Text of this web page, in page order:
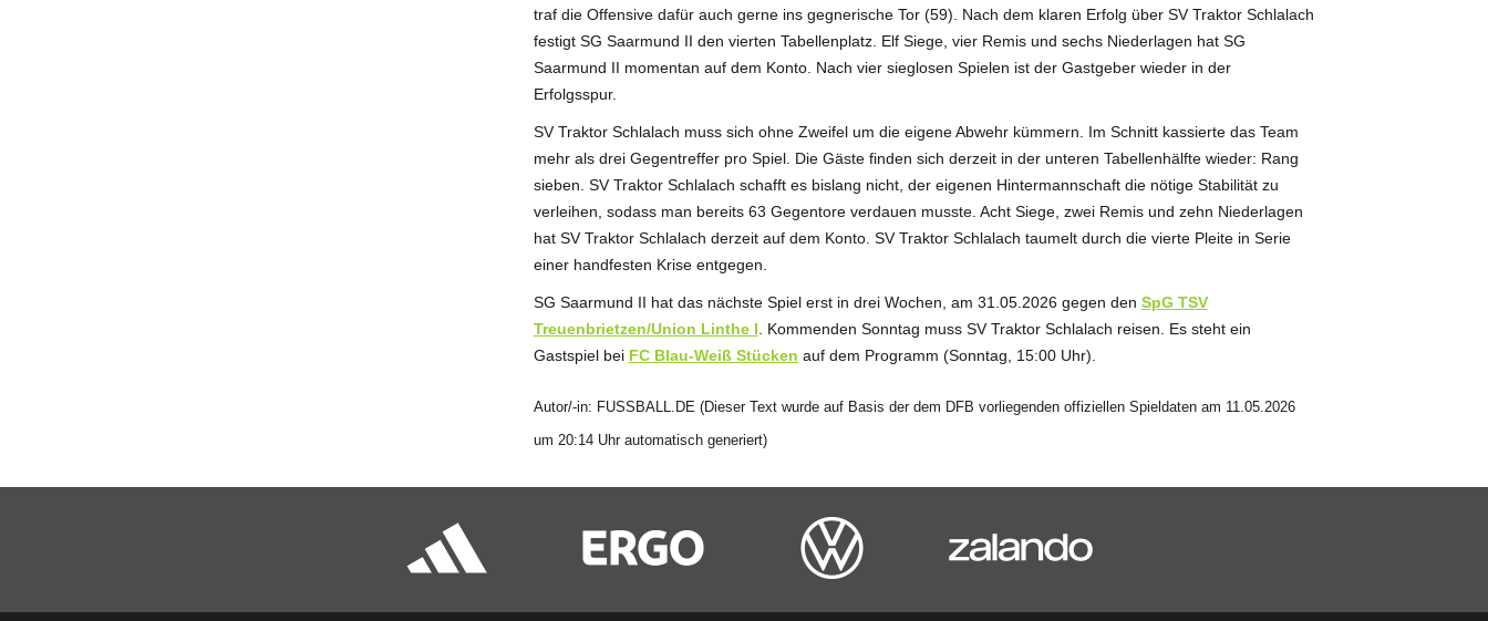
traf die Offensive dafür auch gerne ins gegnerische Tor (59). Nach dem klaren Erfolg über SV Traktor Schlalach
festigt SG Saarmund II den vierten Tabellenplatz. Elf Siege, vier Remis und sechs Niederlagen hat SG
Saarmund II momentan auf dem Konto. Nach vier sieglosen Spielen ist der Gastgeber wieder in der
Erfolgsspur.
SV Traktor Schlalach muss sich ohne Zweifel um die eigene Abwehr kümmern. Im Schnitt kassierte das Team
mehr als drei Gegentreffer pro Spiel. Die Gäste finden sich derzeit in der unteren Tabellenhälfte wieder: Rang
sieben. SV Traktor Schlalach schafft es bislang nicht, der eigenen Hintermannschaft die nötige Stabilität zu
verleihen, sodass man bereits 63 Gegentore verdauen musste. Acht Siege, zwei Remis und zehn Niederlagen
hat SV Traktor Schlalach derzeit auf dem Konto. SV Traktor Schlalach taumelt durch die vierte Pleite in Serie
einer handfesten Krise entgegen.
SG Saarmund II hat das nächste Spiel erst in drei Wochen, am 31.05.2026 gegen den SpG TSV
Treuenbrietzen/Union Linthe I . Kommenden Sonntag muss SV Traktor Schlalach reisen. Es steht ein
Gastspiel bei FC Blau-Weiß Stücken auf dem Programm (Sonntag, 15:00 Uhr).
Autor/-in: FUSSBALL.DE (Dieser Text wurde auf Basis der dem DFB vorliegenden offiziellen Spieldaten am 11.05.2026
um 20:14 Uhr automatisch generiert)